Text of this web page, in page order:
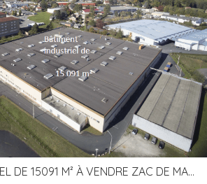
BÂTIMENT INDUSTRIEL DE 15091 M² À VENDRE ZAC DE MADRAZÈS À SARLAT (24)